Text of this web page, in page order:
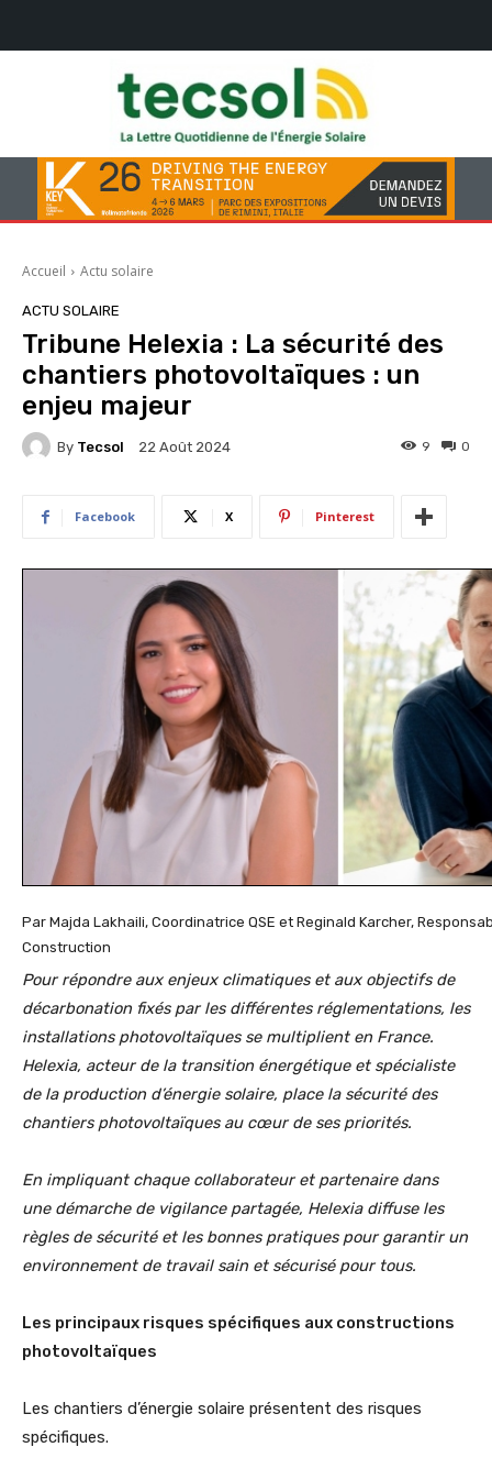
Accueil Actu solaire
ACTU SOLAIRE
Tribune Helexia : La sécurité des
chantiers photovoltaïques : un
enjeu majeur
By Tecsol 22 Août 2024 0
9
Facebook X Pinterest
Par Majda Lakhaili, Coordinatrice QSE et Reginald Karcher,
Construction
Pour répondre aux enjeux climatiques et aux objectifs de
décarbonation fixés par les différentes réglementations, les
installations photovoltaïques se multiplient en France.
Helexia, acteur de la transition énergétique et spécialiste
de la production d’énergie solaire, place la sécurité des
chantiers photovoltaïques au cœur de ses priorités.
En impliquant chaque collaborateur et partenaire dans
une démarche de vigilance partagée, Helexia diffuse les
règles de sécurité et les bonnes pratiques pour garantir un
environnement de travail sain et sécurisé pour tous.
Les principaux risques spécifiques aux constructions
photovoltaïques
Les chantiers d’énergie solaire présentent des risques
spécifiques.